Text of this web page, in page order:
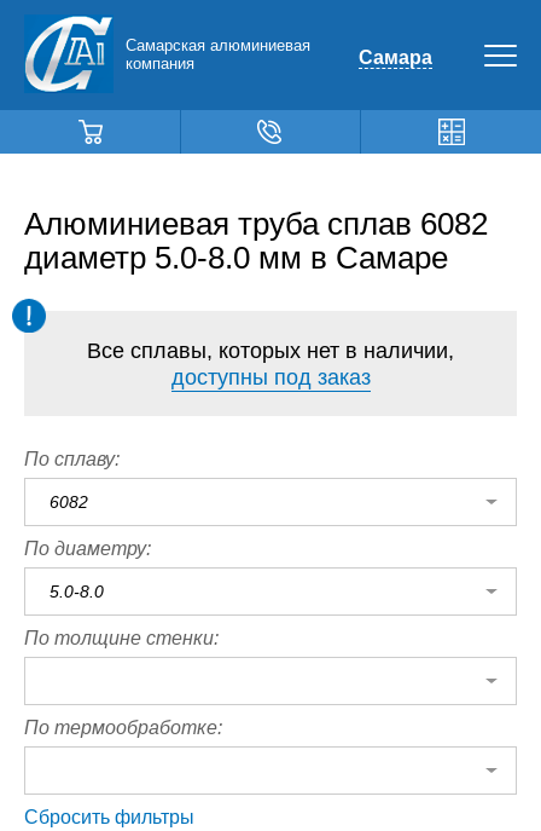
Самарская алюминиевая
компания
Самара
Алюминиевая труба сплав 6082
диаметр 5.0-8.0 мм в Самаре
Все сплавы, которых нет в наличии,
доступны под заказ
По сплаву:
6082
По диаметру:
5.0-8.0
По толщине стенки:
По термообработке:
Сбросить фильтры